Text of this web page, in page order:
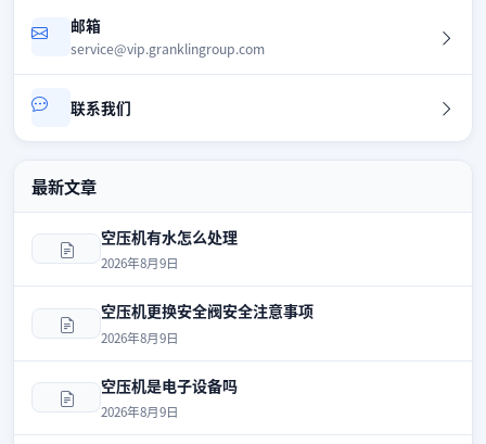
邮箱
service@vip.granklingroup.com
联系我们
最新文章
空压机有水怎么处理
2026年8月9日
空压机更换安全阀安全注意事项
2026年8月9日
空压机是电子设备吗
2026年8月9日